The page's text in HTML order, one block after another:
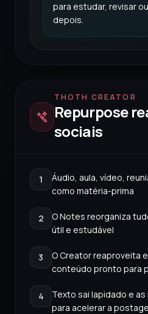
para estudar, revisar
depois.
THOTH CREATOR
Repurpose
sociais
1
Áudio, aula, vídeo,
como matéria-prima
2
O Notes reorganiza
útil e estudável
3
O Creator reaproveita
conteúdo pronto para
4
Texto sai lapidado e
para acelerar a